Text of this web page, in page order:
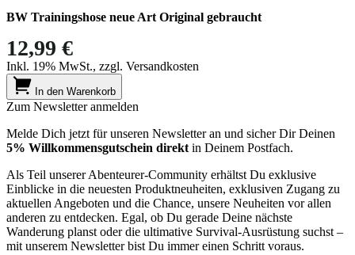
BW Trainingshose neue Art Original gebraucht
12,99 €
Inkl. 19% MwSt., zzgl. Versandkosten
In den Warenkorb
Zum Newsletter anmelden
Melde Dich jetzt für unseren Newsletter an und sicher Dir Deinen
5% Willkommensgutschein direkt in Deinem Postfach.
Als Teil unserer Abenteurer-Community erhältst Du exklusive
Einblicke in die neuesten Produktneuheiten, exklusiven Zugang zu
aktuellen Angeboten und die Chance, unsere Neuheiten vor allen
anderen zu entdecken. Egal, ob Du gerade Deine nächste
Wanderung planst oder die ultimative Survival-Ausrüstung suchst –
mit unserem Newsletter bist Du immer einen Schritt voraus.